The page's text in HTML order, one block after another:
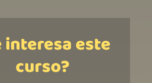
interesa este
curso?